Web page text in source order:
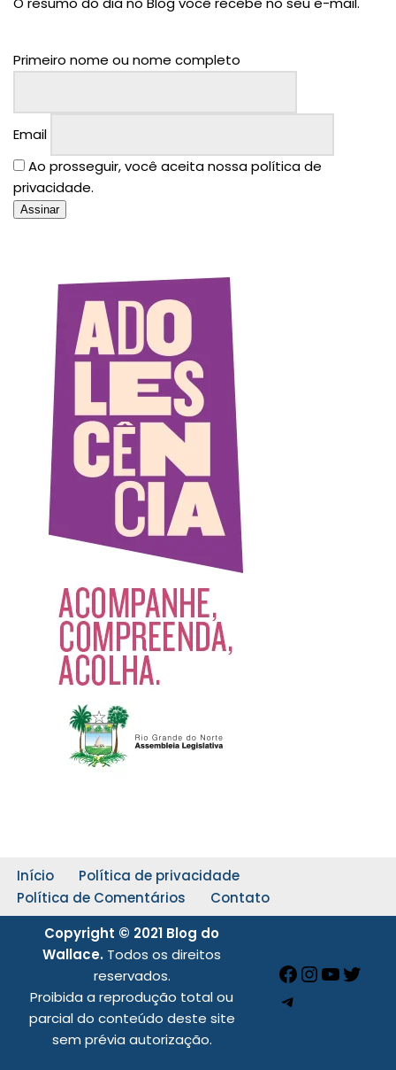
Primeiro nome ou nome completo
Email
Ao prosseguir, você aceita nossa política de
privacidade.
Início
Política de privacidade
Política de Comentários
Contato
Copyright © 2021 Blog do
Wallace. Todos os direitos
reservados.
Proibida a reprodução total ou
parcial do conteúdo deste site
sem prévia autorização.